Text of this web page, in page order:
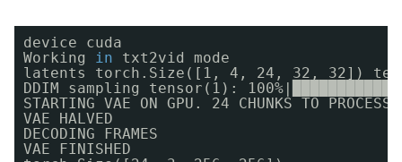
device cuda
Working
in
txt2vid mode
latents torch.Size([1, 4, 24, 32, 32])
DDIM sampling tensor(1):
STARTING VAE ON GPU. 24 CHUNKS TO PROCESS
VAE HALVED
DECODING FRAMES
VAE FINISHED